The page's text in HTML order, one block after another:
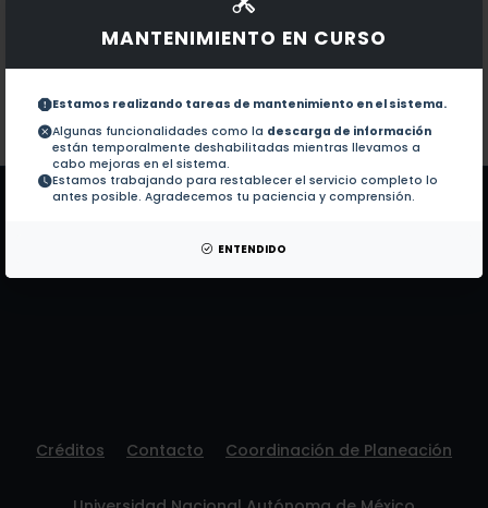
MANTENIMIENTO EN CURSO
Estamos realizando tareas de mantenimiento en el sistema.
Algunas funcionalidades como la descarga de información
están temporalmente deshabilitadas mientras llevamos a
cabo mejoras en el sistema.
Estamos trabajando para restablecer el servicio completo lo
antes posible. Agradecemos tu paciencia y comprensión.
ENTENDIDO
No hay obras de este autor.
Documentos en revistas:
Colaboraciones en Tesis:
No hay tesis de este autor.
Patentes:
No hay patentes de este autor.
Créditos Contacto Coordinación de Planeación